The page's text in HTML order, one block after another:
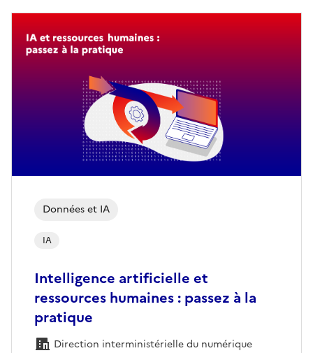
Données et IA
IA
Intelligence artificielle et
ressources humaines : passez à la
pratique
Direction interministérielle du numérique